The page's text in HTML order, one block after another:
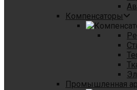
Компенсаторы
Промышленная